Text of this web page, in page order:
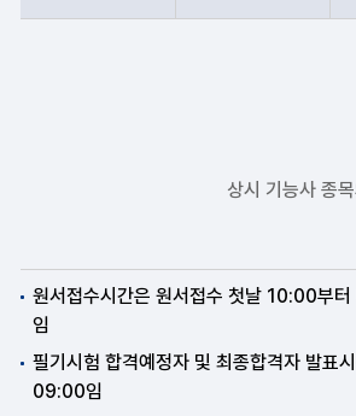
상시 기능사 종
원서접수시간은 원서접수 첫날 10:00부
임
필기시험 합격예정자 및 최종합격자 발표
09:00임